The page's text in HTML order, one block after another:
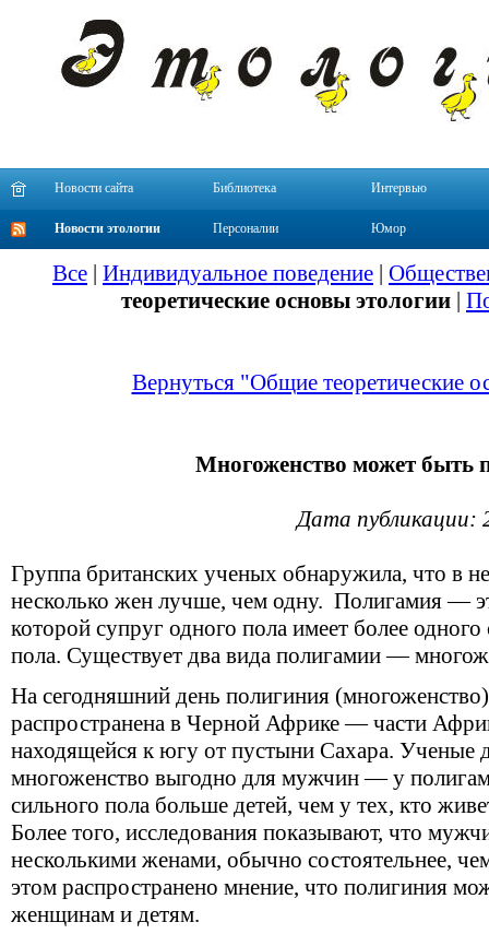
Новости сайта Библиотека Интервью
Новости этологии Персоналии Юмор
Все | Индивидуальное поведение |
теоретические основы этологии |
Вернуться "Общие теоретические
Многоженство может быть
Дата публикации:
Группа британских ученых обнаружила, что в
несколько жен лучше, чем одну. Полигамия —
которой супруг одного пола имеет более
пола. Существует два вида полигамии —
На сегодняшний день полигиния
распространена в Черной Африке — части
находящейся к югу от пустыни Сахара. Ученые
многоженство выгодно для мужчин — у
сильного пола больше детей, чем у тех, кто
Более того, исследования показывают, что
несколькими женами, обычно состоятельнее,
этом распространено мнение, что полигиния
женщинам и детям.